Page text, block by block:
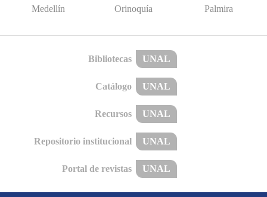
Medellín Orinoquía Palmira
Bibliotecas UNAL
Catálogo UNAL
Recursos UNAL
Repositorio institucional UNAL
Portal de revistas UNAL